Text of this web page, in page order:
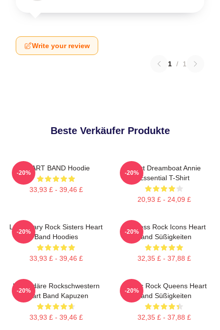
Write your review
1 / 1
Beste Verkäufer Produkte
HEART BAND Hoodie
33,93 £ - 39,46 £
-20%
Heart Dreamboat Annie
Essential T-Shirt
20,93 £ - 24,09 £
-20%
Legendary Rock Sisters Heart
Band Hoodies
33,93 £ - 39,46 £
-20%
Timeless Rock Icons Heart
Band Süßigkeiten
32,35 £ - 37,88 £
-20%
Legendäre Rockschwestern
Heart Band Kapuzen
33,93 £ - 39,46 £
-20%
Classic Rock Queens Heart
Band Süßigkeiten
32,35 £ - 37,88 £
-20%